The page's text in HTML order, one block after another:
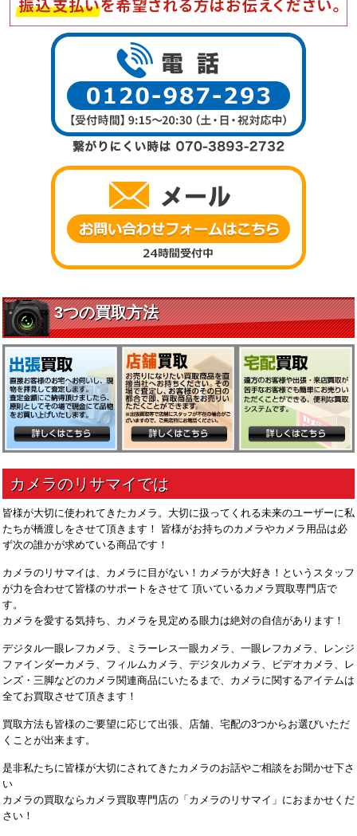
皆様が大切に使われてきたカメラ。大切に扱ってくれる未来のユーザーに私
たちが橋渡しをさせて頂きます！ 皆様がお持ちのカメラやカメラ用品は必
ず次の誰かが求めている商品です！
カメラのリサマイは、カメラに目がない！カメラが大好き！というスタッフ
が力を合わせて皆様のサポートをさせて 頂いているカメラ買取専門店で
す。
カメラを愛する気持ち、カメラを見定める眼力は絶対の自信があります！
デジタル一眼レフカメラ、ミラーレス一眼カメラ、一眼レフカメラ、レンジ
ファインダーカメラ、フィルムカメラ、デジタルカメラ、ビデオカメラ、レ
ンズ・三脚などのカメラ関連商品にいたるまで、カメラに関するアイテムは
全てお買取させて頂きます！
買取方法も皆様のご要望に応じて出張、店舗、宅配の3つからお選びいただ
くことが出来ます。
是非私たちに皆様が大切にされてきたカメラのお話やご相談をお聞かせ下さ
い
カメラの買取ならカメラ買取専門店の「カメラのリサマイ」におまかせくだ
さい！